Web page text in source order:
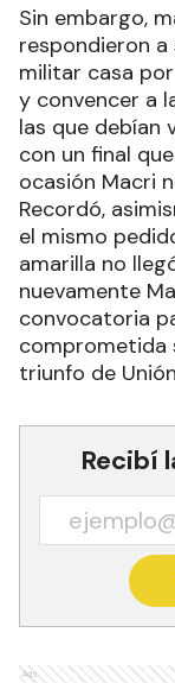
Sin embargo,
respondieron a
militar casa
y convencer a
las que debían
con un final
ocasión Macri
Recordó,
el mismo
amarilla no
nuevamente
convocatoria
comprometida
triunfo de
Recibí
Ads